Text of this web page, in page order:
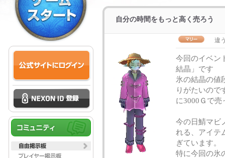
自分の時間をもっと高く売ろう
違
今回のイベン
結晶」です
氷の結晶の値
りがたいので
に3000Ｇで
今の日鯖マビ
れる、アイテ
ぎています。
特に今回の氷